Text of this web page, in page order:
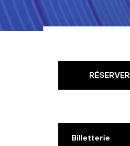
RÉSERVER
Billetterie